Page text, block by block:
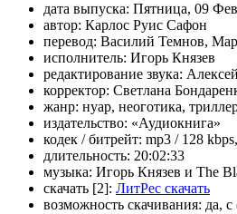
дата выпуска: Пятница, 09
автор: Карлос Руис Сафон
перевод: Василий Темнов,
исполнитель: Игорь Князев
редактирование звука:
корректор: Светлана
жанр: нуар, неоготика,
издательство: «Аудиокнига»
кодек / битрейт: mp3 / 128
длительность: 20:02:33
музыка: Игорь Князев и The
скачать [2]: ЛитРес скачать
возможность скачивания: да, с